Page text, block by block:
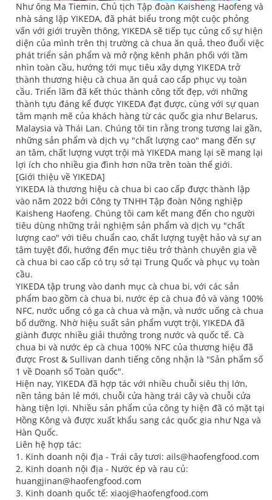
Như ông Ma Tiemin, Chủ tịch Tập đoàn Kaisheng Haofeng và
nhà sáng lập YIKEDA, đã phát biểu trong một cuộc phỏng
vấn với giới truyền thông, YIKEDA sẽ tiếp tục củng cố sự hiện
diện của mình trên thị trường cà chua ăn quả, theo đuổi việc
phát triển sản phẩm và mở rộng kênh phân phối với tầm
nhìn toàn cầu, hướng tới mục tiêu xây dựng YIKEDA trở
thành thương hiệu cà chua ăn quả cao cấp phục vụ toàn
cầu. Triển lãm đã kết thúc thành công tốt đẹp, với những
thành tựu đáng kể được YIKEDA đạt được, cùng với sự quan
tâm mạnh mẽ của khách hàng từ các quốc gia như Belarus,
Malaysia và Thái Lan. Chúng tôi tin rằng trong tương lai gần,
những sản phẩm và dịch vụ "chất lượng cao" mang đến sự
an tâm, chất lượng vượt trội mà YIKEDA mang lại sẽ mang lại
lợi ích cho nhiều gia đình hơn nữa trên toàn thế giới.
[Giới thiệu về YIKEDA]
YIKEDA là thương hiệu cà chua bi cao cấp được thành lập
vào năm 2022 bởi Công ty TNHH Tập đoàn Nông nghiệp
Kaisheng Haofeng. Chúng tôi cam kết mang đến cho người
tiêu dùng những trải nghiệm sản phẩm và dịch vụ "chất
lượng cao" với tiêu chuẩn cao, chất lượng tuyệt hảo và sự an
tâm tuyệt đối, hướng đến mục tiêu trở thành chuyên gia về
cà chua bi cao cấp có trụ sở tại Trung Quốc và phục vụ toàn
cầu.
YIKEDA tập trung vào danh mục cà chua bi, với các sản
phẩm bao gồm cà chua bi, nước ép cà chua đỏ và vàng 100%
NFC, nước uống có ga cà chua và mận, và nước uống cà chua
bổ dưỡng. Nhờ hiệu suất sản phẩm vượt trội, YIKEDA đã
giành được nhiều giải thưởng trong nước và quốc tế. Cà
chua bi và nước ép cà chua 100% NFC của thương hiệu đã
được Frost & Sullivan danh tiếng công nhận là "Sản phẩm số
1 về Doanh số Toàn quốc".
Hiện nay, YIKEDA đã hợp tác với nhiều chuỗi siêu thị lớn,
nền tảng bán lẻ mới, chuỗi cửa hàng trái cây và chuỗi cửa
hàng tiện lợi. Nhiều sản phẩm của công ty hiện đã có mặt tại
Hồng Kông và được xuất khẩu sang các quốc gia như Nga và
Hàn Quốc.
Liên hệ hợp tác:
1. Kinh doanh nội địa - Trái cây tươi: ails@haofengfood.com
2. Kinh doanh nội địa - Nước ép và rau củ:
huangjinan@haofengfood.com
3. Kinh doanh quốc tế: xiaoj@haofengfood.com